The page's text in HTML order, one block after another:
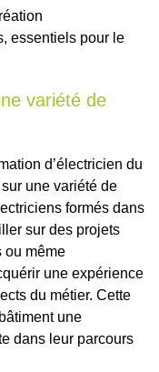
essentiels pour le
variété de
d’électricien du
une variété de
formés dans
sur des projets
ou même
une expérience
du métier. Cette
une
dans leur parcours